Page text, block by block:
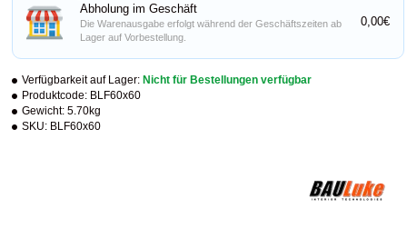
Verfügbarkeit auf Lager: Nicht für Bestellungen verfügbar
Produktcode: BLF60x60
Gewicht: 5.70kg
SKU: BLF60x60
Abholung im Geschäft
Die Warenausgabe erfolgt während der Geschäftszeiten ab
Lager auf Vorbestellung.
0,00€